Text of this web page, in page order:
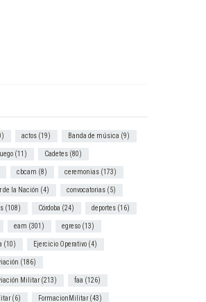
actos (19) Banda de música (9)
(11) Cadetes (80)
cbcam (8) ceremonias (173)
de la Nación (4) convocatorias (5)
(108) Córdoba (24) deportes (16)
eam (301) egreso (13)
(10) Ejercicio Operativo (4)
(186)
Militar(213) faa (126)
(6) FormacionMilitar(43)